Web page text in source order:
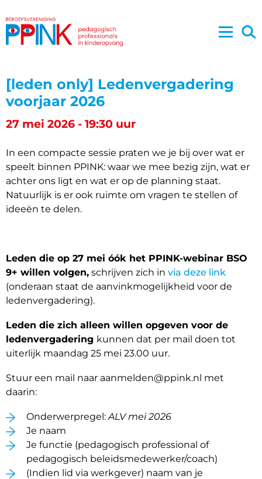
[leden only] Ledenvergadering
voorjaar 2026
27 mei 2026 - 19:30 uur
In een compacte sessie praten we je bij over wat er
speelt binnen PPINK: waar we mee bezig zijn, wat er
achter ons ligt en wat er op de planning staat.
Natuurlijk is er ook ruimte om vragen te stellen of
ideeën te delen.
Leden die op 27 mei óók het PPINK-webinar BSO
9+ willen volgen, schrijven zich in via deze link
(onderaan staat de aanvinkmogelijkheid voor de
ledenvergadering).
Leden die zich alleen willen opgeven voor de
ledenvergadering kunnen dat per mail doen tot
uiterlijk maandag 25 mei 23.00 uur.
Stuur een mail naar aanmelden@ppink.nl met
daarin:
Onderwerpregel: ALV mei 2026
Je naam
Je functie (pedagogisch professional of
pedagogisch beleidsmedewerker/coach)
(Indien lid via werkgever) naam van je